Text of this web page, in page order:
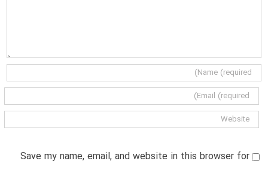
Save my name, email, and website in this browser for